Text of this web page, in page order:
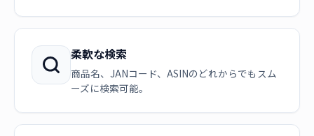
柔軟な検索
商品名、JANコード、ASINのどれからでもスム
ーズに検索可能。